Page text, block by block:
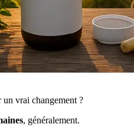
vrai changement ?
, généralement.